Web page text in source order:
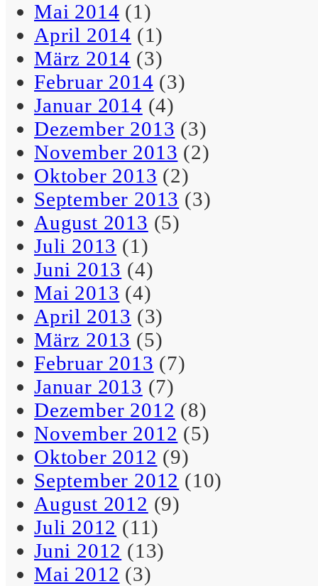
– Schreibselbraut
Bei manchen Problemen
gerät man leider leicht vom
Regen in die Saufe.
– Maximus
Wenn die Seele von innen
knirschend an den Wänden
kratzt, wird es Zeit, sein
Leben zu überdenken.
– Schreibselbraut
Ich möchte jeden Tag
glücklich feiern, der nicht
für’n Hugo ist!
– Schreibselbraut
Ich suche noch immer nach
der Formel, die beschreibt,
was unsere Welt im
Mai 2014 (1)
April 2014 (1)
März 2014 (3)
Februar 2014 (3)
Januar 2014 (4)
Dezember 2013 (3)
November 2013 (2)
Oktober 2013 (2)
September 2013 (3)
August 2013 (5)
Juli 2013 (1)
Juni 2013 (4)
Mai 2013 (4)
April 2013 (3)
März 2013 (5)
Februar 2013 (7)
Januar 2013 (7)
Dezember 2012 (8)
November 2012 (5)
Oktober 2012 (9)
September 2012 (10)
August 2012 (9)
Juli 2012 (11)
Juni 2012 (13)
Mai 2012 (3)